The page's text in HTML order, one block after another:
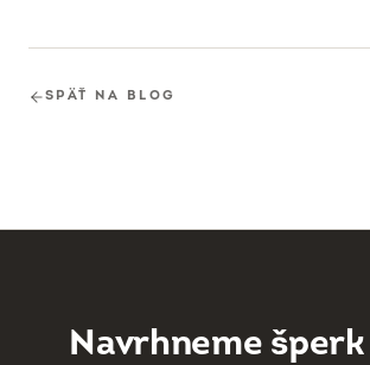
SPÄŤ NA BLOG
Navrhneme šperk